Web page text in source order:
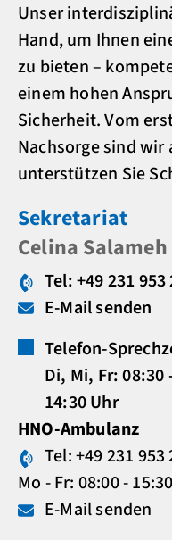
Unser
Hand, um Ihnen
zu bieten –
einem hohen
Sicherheit. Vom
Nachsorge sind wir
unterstützen Sie
Sekretariat
Celina Salameh
Tel: +49 231 953
E-Mail senden
Telefon-
Di, Mi, Fr: 08:30
14:30 Uhr
HNO-Ambulanz
Tel: +49 231 953
Mo - Fr: 08:00 -
E-Mail senden